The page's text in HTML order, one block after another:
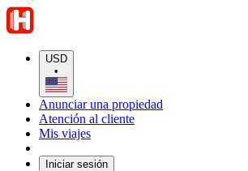
USD
•
Anunciar una propiedad
Atención al cliente
Mis viajes
Iniciar sesión